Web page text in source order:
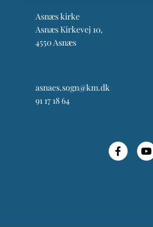
Asnæs kirke
Asnæs Kirkevej 10,
4550 Asnæs
asnaes.sogn@km.dk
91 17 18 64